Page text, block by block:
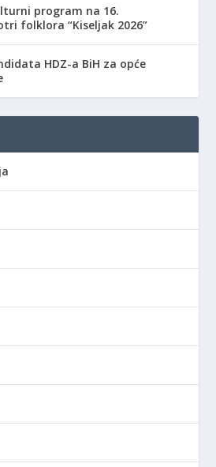
program na 16.
folklora “Kiseljak 2026”
HDZ-a BiH za opće